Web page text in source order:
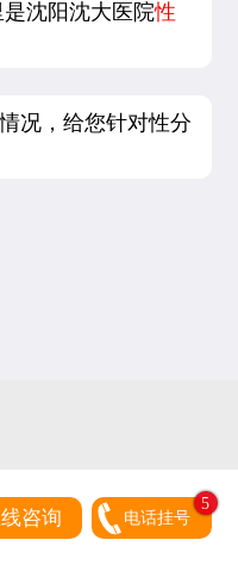
沈阳沈大医院性
况，给您针对性分
咨询 电话挂号
5